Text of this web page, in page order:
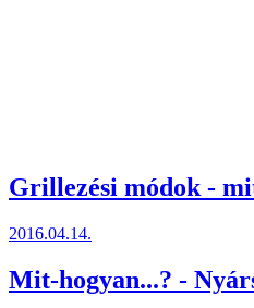
Grillezési módok -
2016.04.14.
Mit-hogyan...? -